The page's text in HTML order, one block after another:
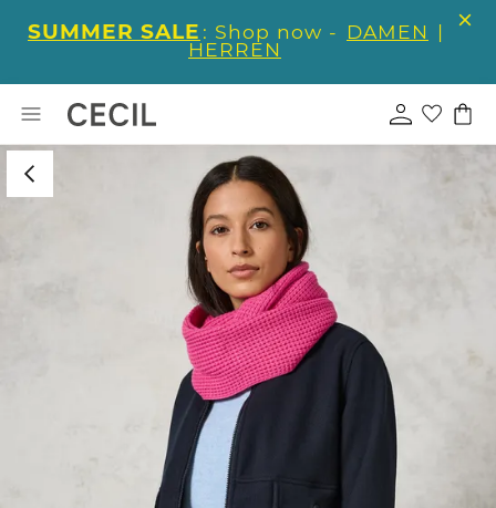
SUMMER SALE : Shop now - DAMEN |
HERREN